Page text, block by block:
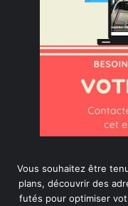
Vous souhaitez être
plans, découvrir des
futés pour optimiser